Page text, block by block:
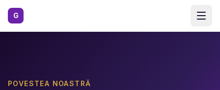
Sari la conținutul principal
G
POVESTEA NOASTRĂ